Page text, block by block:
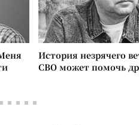
История незрячего
СВО может помочь